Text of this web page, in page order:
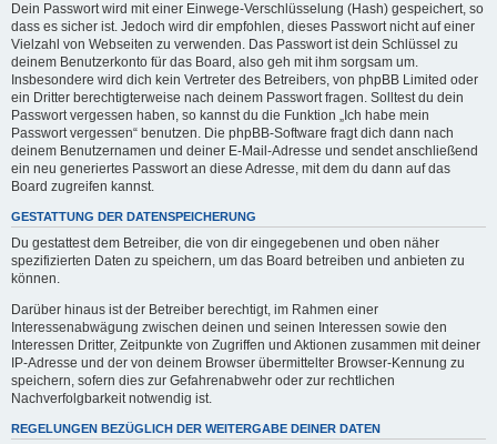
Dein Passwort wird mit einer Einwege-Verschlüsselung (Hash) gespeichert, so
dass es sicher ist. Jedoch wird dir empfohlen, dieses Passwort nicht auf einer
Vielzahl von Webseiten zu verwenden. Das Passwort ist dein Schlüssel zu
deinem Benutzerkonto für das Board, also geh mit ihm sorgsam um.
Insbesondere wird dich kein Vertreter des Betreibers, von phpBB Limited oder
ein Dritter berechtigterweise nach deinem Passwort fragen. Solltest du dein
Passwort vergessen haben, so kannst du die Funktion „Ich habe mein
Passwort vergessen“ benutzen. Die phpBB-Software fragt dich dann nach
deinem Benutzernamen und deiner E-Mail-Adresse und sendet anschließend
ein neu generiertes Passwort an diese Adresse, mit dem du dann auf das
Board zugreifen kannst.
GESTATTUNG DER DATENSPEICHERUNG
Du gestattest dem Betreiber, die von dir eingegebenen und oben näher
spezifizierten Daten zu speichern, um das Board betreiben und anbieten zu
können.
Darüber hinaus ist der Betreiber berechtigt, im Rahmen einer
Interessenabwägung zwischen deinen und seinen Interessen sowie den
Interessen Dritter, Zeitpunkte von Zugriffen und Aktionen zusammen mit deiner
IP-Adresse und der von deinem Browser übermittelter Browser-Kennung zu
speichern, sofern dies zur Gefahrenabwehr oder zur rechtlichen
Nachverfolgbarkeit notwendig ist.
REGELUNGEN BEZÜGLICH DER WEITERGABE DEINER DATEN